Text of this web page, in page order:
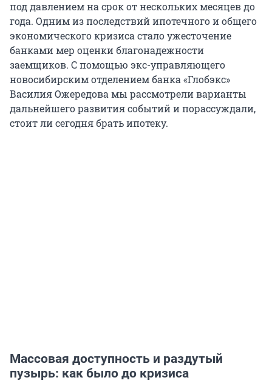
под давлением на срок от нескольких месяцев до
года. Одним из последствий ипотечного и общего
экономического кризиса стало ужесточение
банками мер оценки благонадежности
заемщиков. С помощью экс-управляющего
новосибирским отделением банка «Глобэкс»
Василия Ожередова мы рассмотрели варианты
дальнейшего развития событий и порассуждали,
стоит ли сегодня брать ипотеку.
Массовая доступность и раздутый
пузырь: как было до кризиса